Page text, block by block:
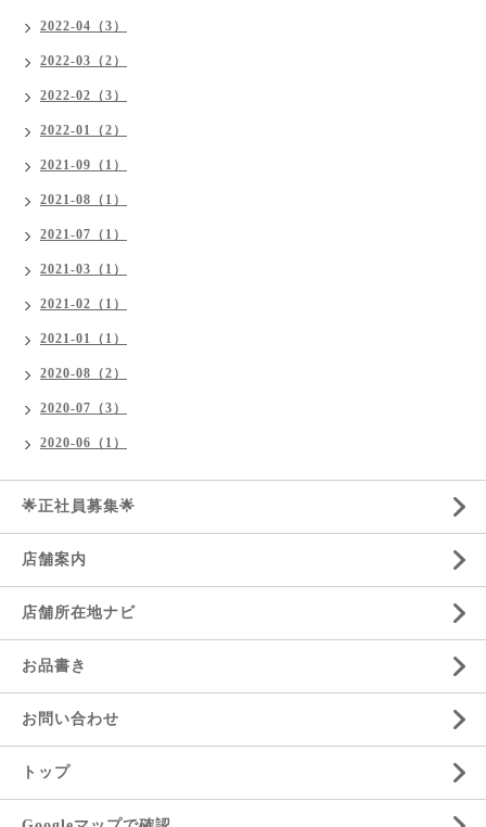
2022-04（3）
2022-03（2）
2022-02（3）
2022-01（2）
2021-09（1）
2021-08（1）
2021-07（1）
2021-03（1）
2021-02（1）
2021-01（1）
2020-08（2）
2020-07（3）
2020-06（1）
🌟正社員募集🌟
店舗案内
店舗所在地ナビ
お品書き
お問い合わせ
トップ